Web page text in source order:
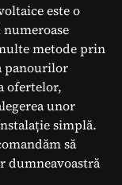
este o
metode prin
panourilor
ofertelor,
unor
simplă.
să
dumneavoastră